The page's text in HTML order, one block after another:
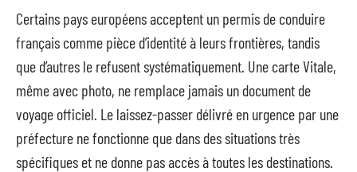
Certains pays européens acceptent un permis de conduire
français comme pièce d’identité à leurs frontières, tandis
que d’autres le refusent systématiquement. Une carte Vitale,
même avec photo, ne remplace jamais un document de
voyage officiel. Le laissez-passer délivré en urgence par une
préfecture ne fonctionne que dans des situations très
spécifiques et ne donne pas accès à toutes les destinations.